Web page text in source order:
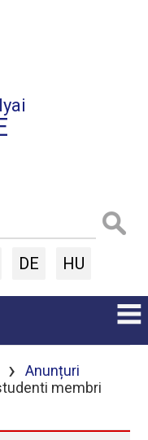
DE HU
›
Anunțuri
membri